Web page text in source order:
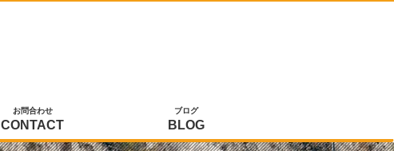
お問合わせ
CONTACT
ブログ
BLOG